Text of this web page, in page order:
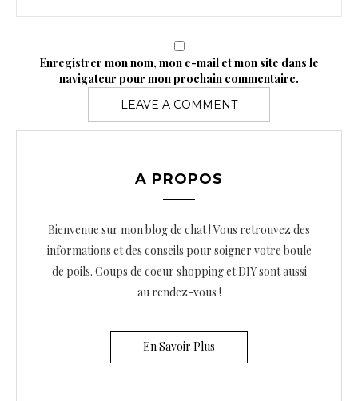
Enregistrer mon nom, mon e-mail et mon site dans le
navigateur pour mon prochain commentaire.
A PROPOS
Bienvenue sur mon blog de chat ! Vous retrouvez des
informations et des conseils pour soigner votre boule
de poils. Coups de coeur shopping et DIY sont aussi
au rendez-vous !
En Savoir Plus